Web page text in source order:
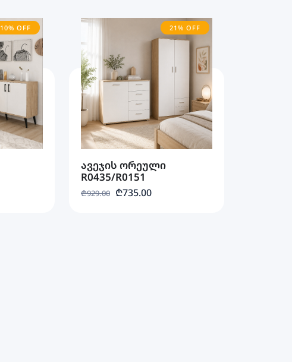
10% OFF 21% OFF
ავეჯის ორეული
R0435/R0151
₾929.00 ₾735.00